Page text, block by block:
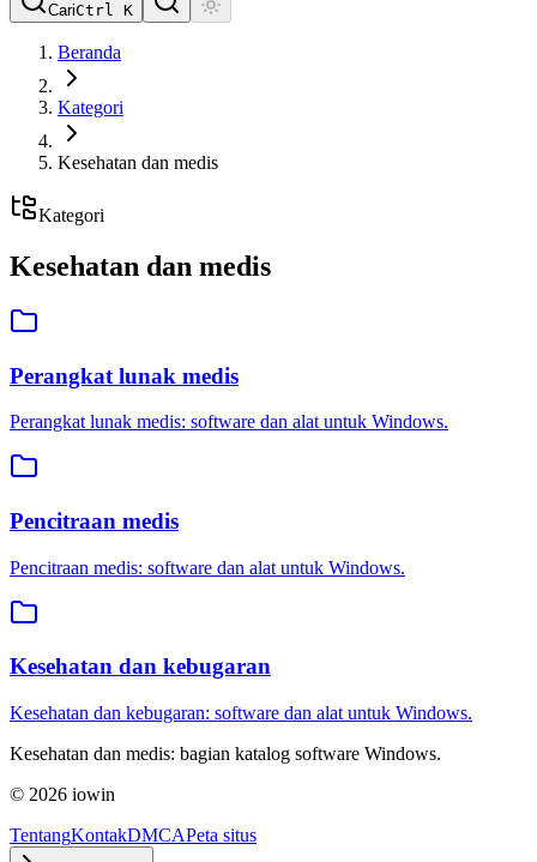
CariCtrl K
Beranda
Kategori
Kesehatan dan medis
Kategori
Kesehatan dan medis
Perangkat lunak medis
Perangkat lunak medis: software dan alat untuk Windows.
Pencitraan medis
Pencitraan medis: software dan alat untuk Windows.
Kesehatan dan kebugaran
Kesehatan dan kebugaran: software dan alat untuk Windows.
Kesehatan dan medis: bagian katalog software Windows.
© 2026 iowin
TentangKontakDMCAPeta situs